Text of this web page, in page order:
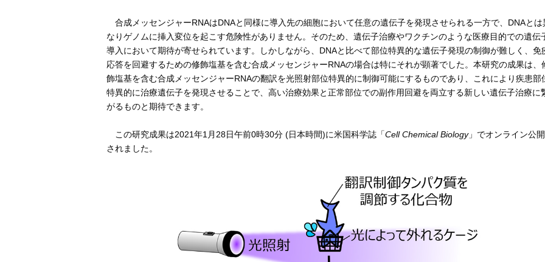
合成メッセンジャーRNAはDNAと同様に導入先の細胞において任意の遺伝子を発現させられる一方で、DNAとは
なりゲノムに挿入変位を起こす危険性がありません。そのため、遺伝子治療やワクチンのような医療目的での遺伝
導入において期待が寄せられています。しかしながら、DNAと比べて部位特異的な遺伝子発現の制御が難しく、免
応答を回避するための修飾塩基を含む合成メッセンジャーRNAの場合は特にそれが顕著でした。本研究の成果は、
飾塩基を含む合成メッセンジャーRNAの翻訳を光照射部位特異的に制御可能にするものであり、これにより疾患部
特異的に治療遺伝子を発現させることで、高い治療効果と正常部位での副作用回避を両立する新しい遺伝子治療に
がるものと期待できます。
この研究成果は2021年1月28日午前0時30分 (日本時間)に米国科学誌「Cell Chemical Biology」でオンライン公開
されました。